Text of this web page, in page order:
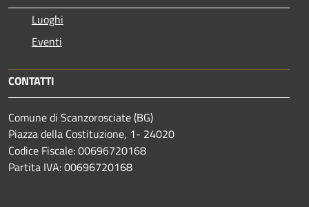
Luoghi
Eventi
CONTATTI
Comune di Scanzorosciate (BG)
Piazza della Costituzione, 1- 24020
Codice Fiscale: 00696720168
Partita IVA: 00696720168